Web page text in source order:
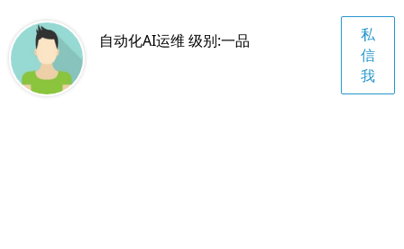
自动化AI运维 级别:一品
私
信
我